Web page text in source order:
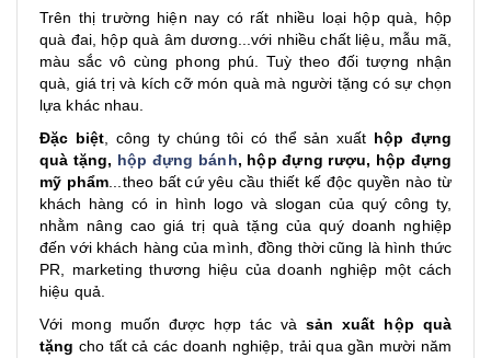
Trên thị trường hiện nay có rất nhiều loại hộp quà, hộp
quà đai, hộp quà âm dương...với nhiều chất liệu, mẫu mã,
màu sắc vô cùng phong phú. Tuỳ theo đối tượng nhận
quà, giá trị và kích cỡ món quà mà người tặng có sự chọn
lựa khác nhau.
Đặc biệt , công ty chúng tôi có thể sản xuất hộp đựng
quà tặng, hộp đựng bánh, hộp đựng rượu, hộp đựng
mỹ phẩm ...theo bất cứ yêu cầu thiết kế độc quyền nào từ
khách hàng có in hình logo và slogan của quý công ty,
nhằm nâng cao giá trị quà tặng của quý doanh nghiệp
đến với khách hàng của mình, đồng thời cũng là hình thức
PR, marketing thương hiệu của doanh nghiệp một cách
hiệu quả.
Với mong muốn được hợp tác và sản xuất hộp quà
tặng cho tất cả các doanh nghiệp, trải qua gần mười năm